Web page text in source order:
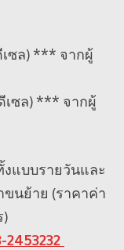
ล) *** จากผู้
ซล) *** จากผู้
แบบรายวันและ
นย้าย (ราคาค่า
)
2453232